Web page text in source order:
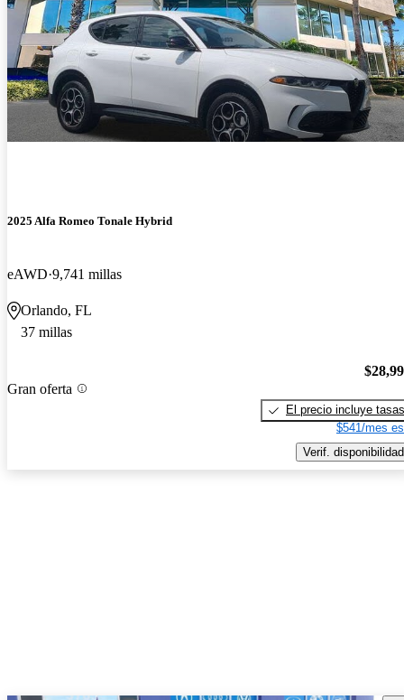
2025 Alfa Romeo Tonale Hybrid
eAWD 9,741 millas
Orlando, FL
37 millas
Gran oferta
El precio incluye tasas
$541/mes
Verif. disponibilidad